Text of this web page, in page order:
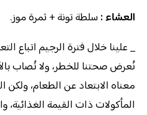
العشاء : سلطة تونة + ثمرة موز.
_ علينا خلال فترة الرجيم اتباع
نُعرض صحتنا للخطر، ولا تُصاب
معناه الابتعاد عن الطعام، ولكن
المأكولات ذات القيمة الغذائية،